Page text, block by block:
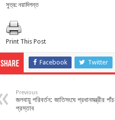
সুত্র: নয়াদিগন্ত
Print This Post
Share Facebook Twitter
Previous
জলবায়ু পরিবর্তন: জাতিসংঘে প্রধানমন্ত্রীর পাঁচ
প্রস্তাব